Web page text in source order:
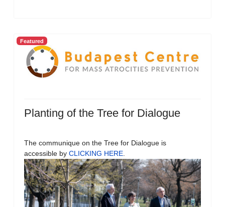
Featured
Planting of the Tree for Dialogue
The communique on the Tree for Dialogue is
accessible by CLICKING HERE